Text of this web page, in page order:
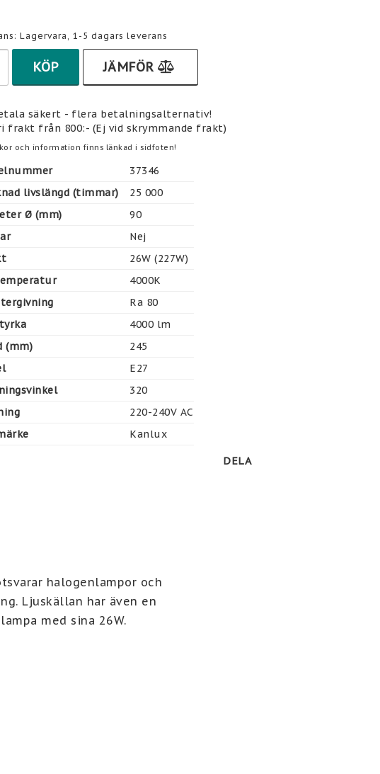
Lagervara, 1-5 dagars leverans
KÖP JÄMFÖR
säkert - flera betalningsalternativ!
frakt från 800:- (Ej vid skrymmande frakt)
och information finns länkad i sidfoten!
37346
livslängd (timmar)
25 000
Ø (mm)
90
Nej
26W (227W)
4000K
Ra 80
4000 lm
(mm)
245
E27
320
220-240V AC
Kanlux
DELA
halogenlampor och
Ljuskällan har även en
med sina 26W.